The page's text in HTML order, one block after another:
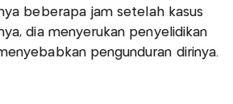
beberapa jam setelah kasus
dia menyerukan penyelidikan
pengunduran dirinya.